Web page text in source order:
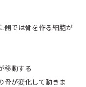
では骨を作る細胞が
移動する
が変化して動きま